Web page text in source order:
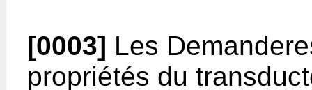
[0003] Les
propriétés du